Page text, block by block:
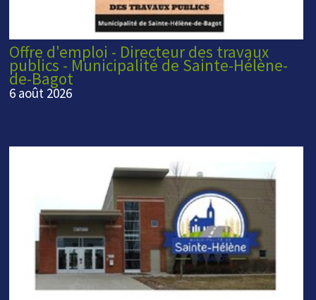
Offre d'emploi - Directeur des travaux
publics - Municipalité de Sainte-Hélène-
de-Bagot
6 août 2026